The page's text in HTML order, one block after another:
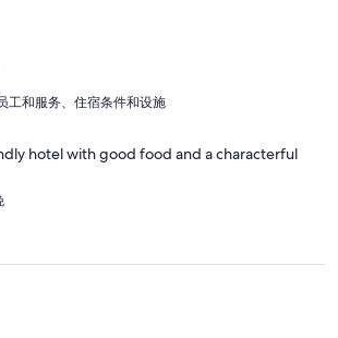
工和服务、住宿条件和设施
hotel with good food and a characterful